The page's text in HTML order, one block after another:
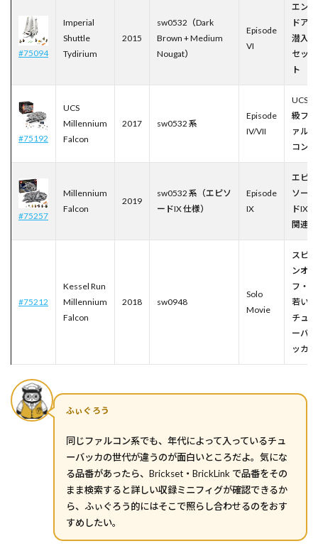
#75094
Imperial
Shuttle
Tydirium
2015
sw0532（Dark
Brown + Medium
Nougat）
Episode
VI
エン
ドア
潜入
セッ
ト
#75192
UCS
Millennium
Falcon
2017 sw0532 系
Episode
IV/VII
UCS
級フ
ァル
コン
#75257
Millennium
Falcon
2019
sw0532 系（エピソ
ードIX 仕様）
Episode
IX
エピ
ソー
ドIX
関連
#75212
Kessel Run
Millennium
Falcon
2018 sw0948
Solo
Movie
スピ
ンオ
フ・
若い
チュ
ーバ
ッカ
ふぃぐろう
同じファルコン系でも、年代によって入っているチュ
ーバッカの世代が違うのが面白いところだよ。気にな
る品番があったら、Brickset・BrickLink で品番をその
まま検索すると詳しい収録ミニフィグが確認できるか
ら、ふぃぐろう的にはそこで照らし合わせるのをおす
すめしたい。